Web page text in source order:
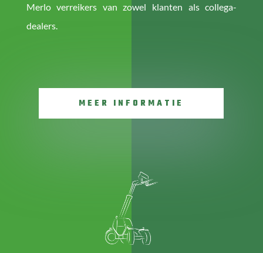
Merlo verreikers van zowel klanten als collega-
dealers.
MEER INFORMATIE